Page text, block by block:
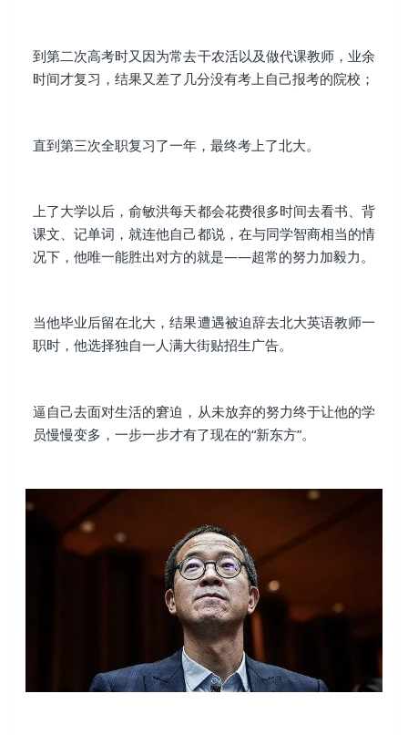
到第二次高考时又因为常去干农活以及做代课教师，业余
时间才复习，结果又差了几分没有考上自己报考的院校；
直到第三次全职复习了一年，最终考上了北大。
上了大学以后，俞敏洪每天都会花费很多时间去看书、背
课文、记单词，就连他自己都说，在与同学智商相当的情
况下，他唯一能胜出对方的就是——超常的努力加毅力。
当他毕业后留在北大，结果遭遇被迫辞去北大英语教师一
职时，他选择独自一人满大街贴招生广告。
逼自己去面对生活的窘迫，从未放弃的努力终于让他的学
员慢慢变多，一步一步才有了现在的“新东方”。